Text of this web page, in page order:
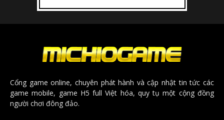
Cổng game online, chuyên phát hành và cập nhật tin tức các
game mobile, game H5 full Việt hóa, quy tụ một cộng đồng
người chơi đông đảo.